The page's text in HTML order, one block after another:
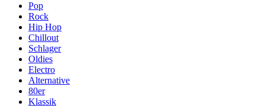
Pop
Rock
Hip Hop
Chillout
Schlager
Oldies
Electro
Alternative
80er
Klassik